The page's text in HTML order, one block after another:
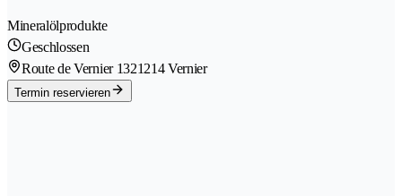
Mineralölprodukte
Geschlossen
Route de Vernier 1321214 Vernier
Termin reservieren